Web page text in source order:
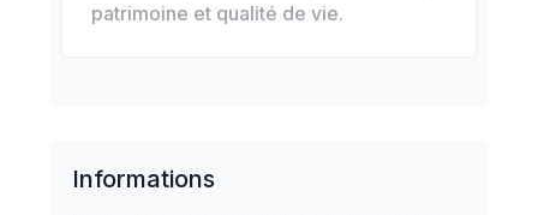
patrimoine et qualité de vie.
Informations